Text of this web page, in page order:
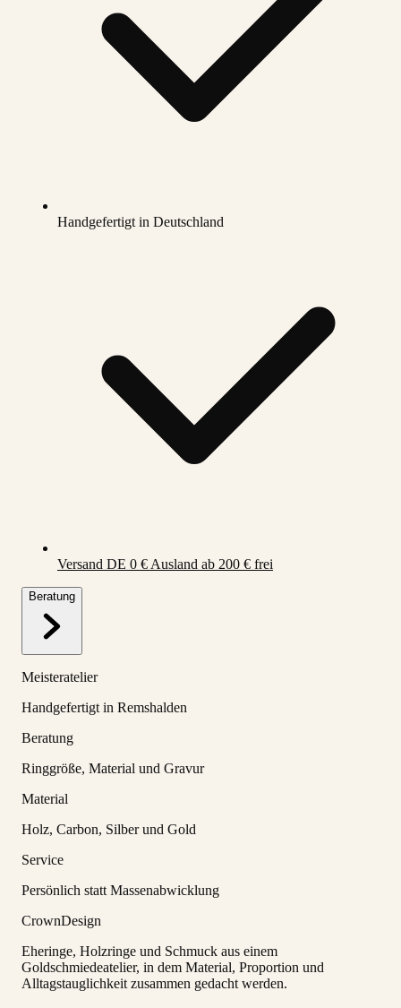
Handgefertigt in Deutschland
Versand DE 0 € Ausland ab 200 € frei
Beratung
Meisteratelier
Handgefertigt in Remshalden
Beratung
Ringgröße, Material und Gravur
Material
Holz, Carbon, Silber und Gold
Service
Persönlich statt Massenabwicklung
CrownDesign
Eheringe, Holzringe und Schmuck aus einem
Goldschmiedeatelier, in dem Material, Proportion und
Alltagstauglichkeit zusammen gedacht werden.